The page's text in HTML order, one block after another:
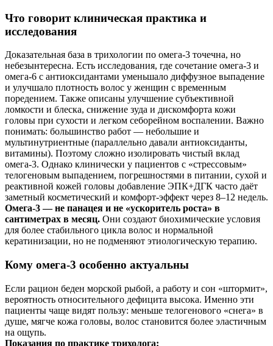
Что говорит клиническая практика и
исследования
Доказательная база в трихологии по омега‑3 точечна, но
небезынтересна. Есть исследования, где сочетание омега‑3 и
омега‑6 с антиоксидантами уменьшало диффузное выпадение
и улучшало плотность волос у женщин с временным
поредением. Также описаны улучшение субъективной
ломкости и блеска, снижение зуда и дискомфорта кожи
головы при сухости и легком себорейном воспалении. Важно
понимать: большинство работ — небольшие и
мультинутриентные (параллельно давали антиоксиданты,
витамины). Поэтому сложно изолировать чистый вклад
омега‑3. Однако клинически у пациентов с «стрессовым»
телогеновым выпадением, погрешностями в питании, сухой и
реактивной кожей головы добавление ЭПК+ДГК часто даёт
заметный косметический и комфорт‑эффект через 8–12 недель.
Омега‑3 — не панацея и не «ускоритель роста» в
сантиметрах в месяц. Они создают биохимические условия
для более стабильного цикла волос и нормальной
кератинизации, но не подменяют этиологическую терапию.
Кому омега‑3 особенно актуальны
Если рацион беден морской рыбой, а работу и сон «штормит»,
вероятность относительного дефицита высока. Именно эти
пациенты чаще видят пользу: меньше телогенового «снега» в
душе, мягче кожа головы, волос становится более эластичным
на ощупь.
Показания по практике трихолога: